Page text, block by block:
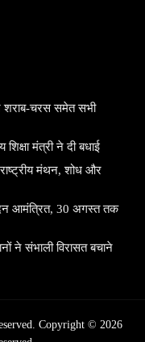
शराब-चरस समेत सभी
मंत्री ने दी बधाई
मंथन, शोध और
आमंत्रित, 30 अगस्त तक
ने संभाली विरासत बचाने
Copyright © 2026